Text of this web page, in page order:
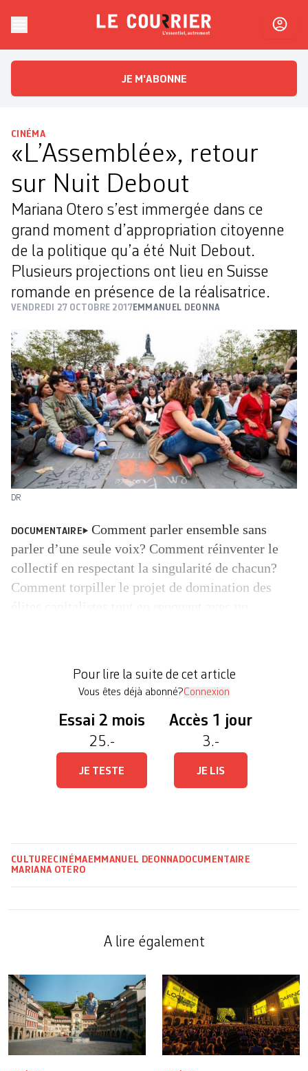
Le CourrierL'essentiel, autrement
JE M'ABONNE
CINÉMA
«L’Assemblée», retour
sur Nuit Debout
Mariana Otero s’est immergée dans ce
grand moment d’appropriation citoyenne
de la politique qu’a été Nuit Debout.
Plusieurs projections ont lieu en Suisse
romande en présence de la réalisatrice.
VENDREDI 27 OCTOBRE 2017EMMANUEL DEONNA
DR
DOCUMENTAIRE
Comment parler ensemble sans
parler d’une seule voix? Comment réinventer le
collectif en respectant la singularité de chacun?
Comment torpiller le projet de domination des
Pour lire la suite de cet article
Vous êtes déjà abonné?Connexion
Essai 2 mois
25.-
JE TESTE
Accès 1 jour
3.-
JE LIS
CULTURECINÉMA EMMANUEL DEONNA DOCUMENTAIRE
MARIANA OTERO
A lire également